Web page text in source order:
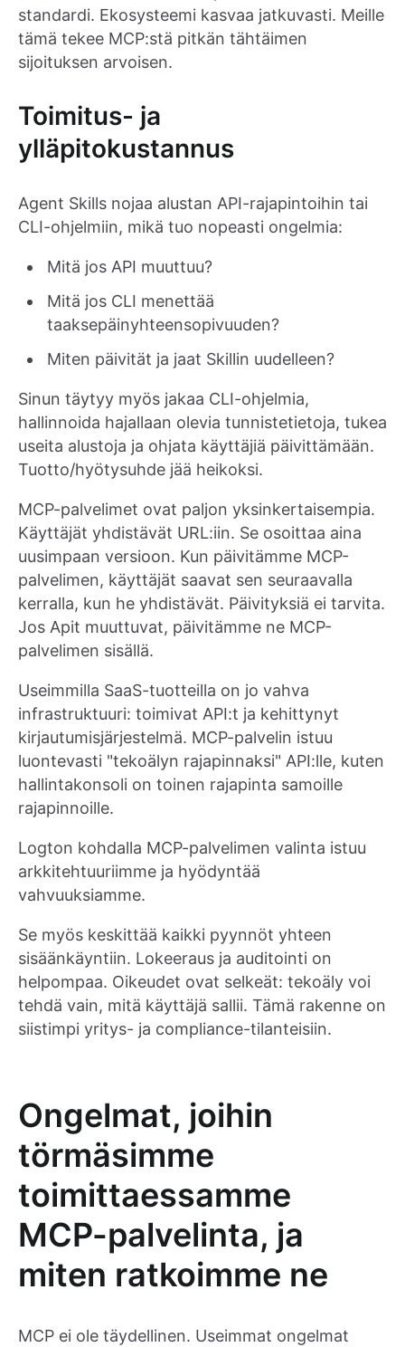
standardi. Ekosysteemi kasvaa jatkuvasti. Meille
tämä tekee MCP:stä pitkän tähtäimen
sijoituksen arvoisen.
Toimitus- ja
ylläpitokustannus
Agent Skills nojaa alustan API-rajapintoihin tai
CLI-ohjelmiin, mikä tuo nopeasti ongelmia:
Mitä jos API muuttuu?
Mitä jos CLI menettää
taaksepäinyhteensopivuuden?
Miten päivität ja jaat Skillin uudelleen?
Sinun täytyy myös jakaa CLI-ohjelmia,
hallinnoida hajallaan olevia tunnistetietoja, tukea
useita alustoja ja ohjata käyttäjiä päivittämään.
Tuotto/hyötysuhde jää heikoksi.
MCP-palvelimet ovat paljon yksinkertaisempia.
Käyttäjät yhdistävät URL:iin. Se osoittaa aina
uusimpaan versioon. Kun päivitämme MCP-
palvelimen, käyttäjät saavat sen seuraavalla
kerralla, kun he yhdistävät. Päivityksiä ei tarvita.
Jos Apit muuttuvat, päivitämme ne MCP-
palvelimen sisällä.
Useimmilla SaaS-tuotteilla on jo vahva
infrastruktuuri: toimivat API:t ja kehittynyt
kirjautumisjärjestelmä. MCP-palvelin istuu
luontevasti "tekoälyn rajapinnaksi" API:lle, kuten
hallintakonsoli on toinen rajapinta samoille
rajapinnoille.
Logton kohdalla MCP-palvelimen valinta istuu
arkkitehtuuriimme ja hyödyntää
vahvuuksiamme.
Se myös keskittää kaikki pyynnöt yhteen
sisäänkäyntiin. Lokeeraus ja auditointi on
helpompaa. Oikeudet ovat selkeät: tekoäly voi
tehdä vain, mitä käyttäjä sallii. Tämä rakenne on
siistimpi yritys- ja compliance-tilanteisiin.
Ongelmat, joihin
törmäsimme
toimittaessamme
MCP-palvelinta, ja
miten ratkoimme ne
MCP ei ole täydellinen. Useimmat ongelmat